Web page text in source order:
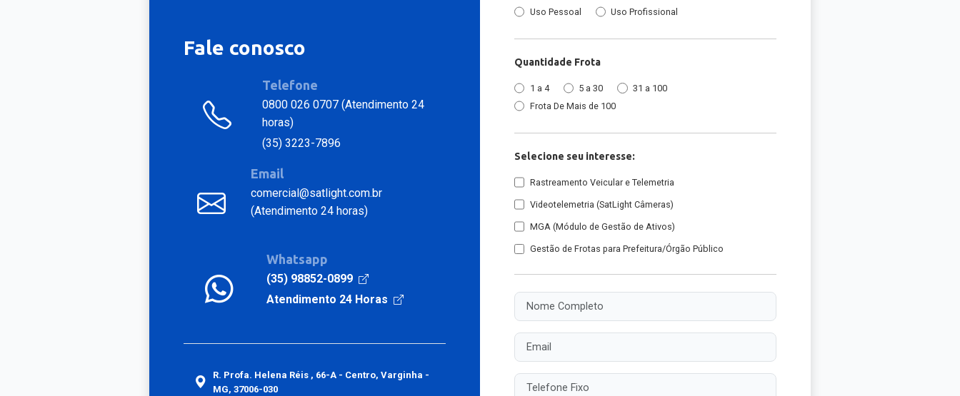
Fale conosco
Telefone
0800 026 0707 (Atendimento 24
horas)
(35) 3223-7896
Email
comercial@satlight.com.br
(Atendimento 24 horas)
Whatsapp
(35) 98852-0899
Atendimento 24 Horas
R. Profa. Helena Réis , 66-A - Centro, Varginha -
MG, 37006-030
Uso Pessoal Uso Profissional
Quantidade Frota
1 a 4 5 a 30
31 a 100
Frota De Mais de 100
Selecione seu interesse:
Rastreamento Veicular e Telemetria
Videotelemetria (SatLight Câmeras)
MGA (Módulo de Gestão de Ativos)
Gestão de Frotas para Prefeitura/Órgão Público
Nome Completo
Email
Telefone Fixo